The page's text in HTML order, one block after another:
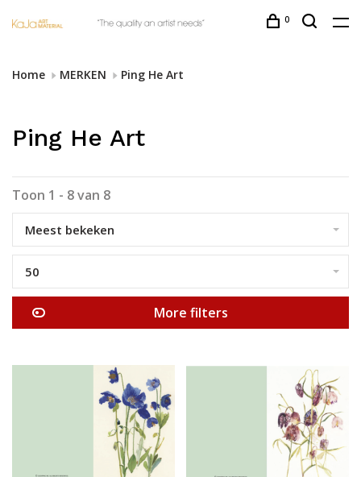
0
Home MERKEN Ping He Art
Ping He Art
Toon 1 - 8 van 8
Meest bekeken
50
More filters